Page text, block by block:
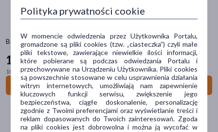
Boiron Arnica montana, 9 CH, granulki, 4 g
16 99 zł
100 g = 424,75 zł
Do koszyka
30+(69)
40+(69)
50+(69)
pokaż więcej
Typ produktu
Lek homeopatyczny(147)
Lek bez recepty(144)
Polityka prywatności cookie
W momencie odwiedzenia przez Użytkownika Portalu,
gromadzone są pliki cookies (tzw. „ciasteczka”) czyli małe
pliki tekstowe, zawierające niewielkie ilości informacji,
które pobierane są podczas odwiedzania Portalu i
przechowywane na Urządzeniu Użytkownika. Pliki cookies
są powszechnie stosowane w celu usprawnienia działania
witryn internetowych, umożliwiają nam zapewnienie
kluczowych funkcji serwisu, zwiększenie jego
bezpieczeństwa, ciągłe doskonalenie, personalizację
zgodnie z Twoimi preferencjami oraz wyświetlanie treści i
reklam dopasowanych do Twoich zainteresowań. Zgoda
na pliki cookies jest dobrowolna i można ją wycofać w